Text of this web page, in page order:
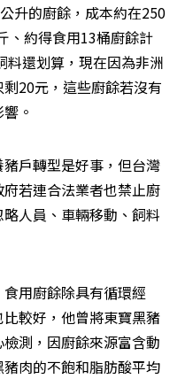
升的廚餘，成本約在250
、約得食用13桶廚餘計
料還划算，現在因為非洲
20元，這些廚餘若沒有
。
戶轉型是好事，但台灣
若連合法業者也禁止廚
人員、車輛移動、飼料
用廚餘除具有循環經
較好，他曾將東寶黑豬
測，因廚餘來源富含動
肉的不飽和脂肪酸平均